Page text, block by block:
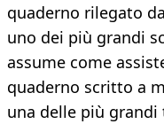
quaderno rilegato
uno dei più grandi
assume come
quaderno scritto a
una delle più